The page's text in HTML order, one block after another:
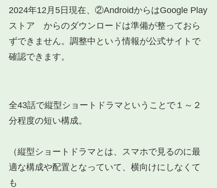
2024年12月5日現在、②AndroidからはGoogle Play
ストア からのダウンロードは準備が整っておら
ずできません。調整中という情報が公式サイトで
確認できます。
全43話で縦型ショートドラマということで１～２
分程度の短い構成。
（縦型ショートドラマとは、スマホで見るのに最
適な構成や配置となっていて、横向けにしなくて
も